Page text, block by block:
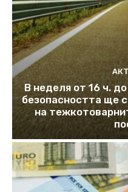
В неделя от 16 ч.
безопасността ще
на